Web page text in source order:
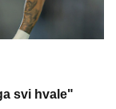
svi hvale"